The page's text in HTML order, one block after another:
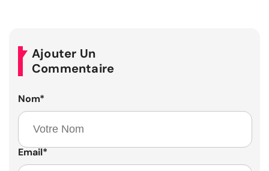
Ajouter Un
Commentaire
Nom*
Email*